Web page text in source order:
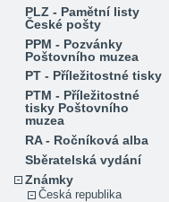
PLZ - Pamětní listy
České pošty
PPM - Pozvánky
Poštovního muzea
PT - Příležitostné tisky
PTM - Příležitostné
tisky Poštovního
muzea
RA - Ročníková alba
Sběratelská vydání
Známky
Česká republika